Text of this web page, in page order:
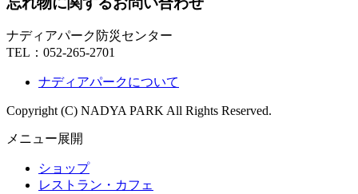
ナディアパーク防災センター
TEL： 052-265-2701
ナディアパークについて
Copyright (C) NADYA PARK All Rights Reserved.
メニュー展開
ショップ
レストラン・カフェ